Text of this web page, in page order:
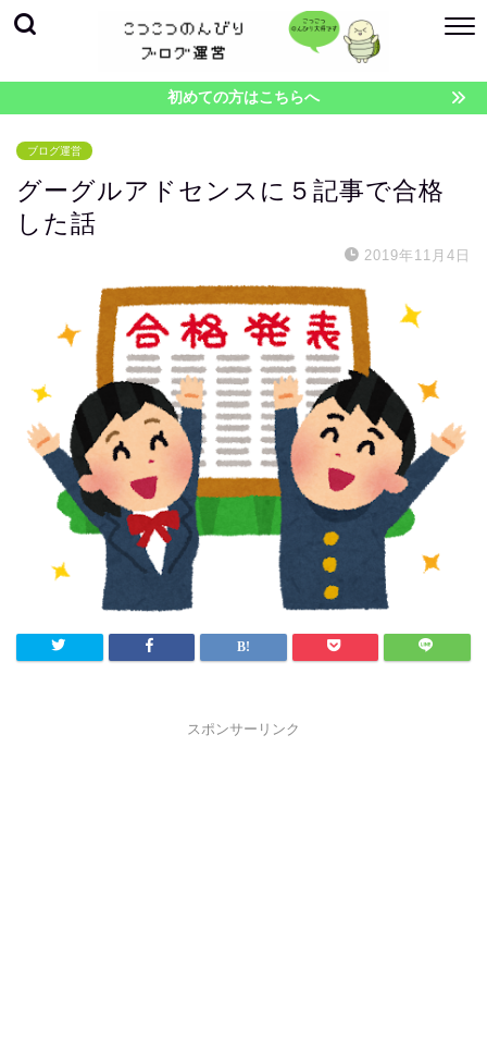
初めての方はこちらへ
ブログ運営
グーグルアドセンスに５記事で合格
した話
2019年11月4日
スポンサーリンク